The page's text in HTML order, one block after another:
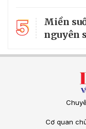
5
Miền
nguyên
Cơ quan